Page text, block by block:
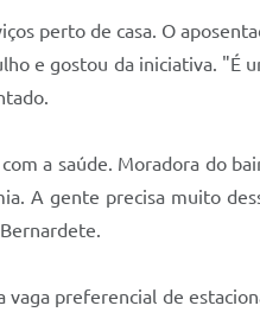
perto de casa. O
e gostou da iniciativa. "É
a saúde. Moradora do
A gente precisa muito
preferencial de